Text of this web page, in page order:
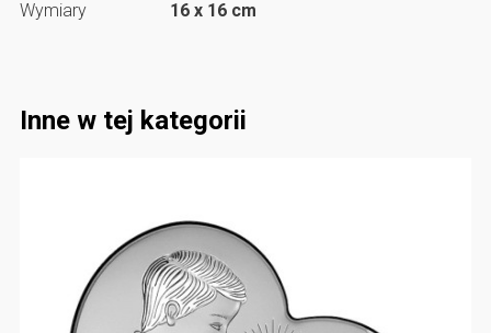
Wymiary
16 x 16 cm
Inne w tej kategorii